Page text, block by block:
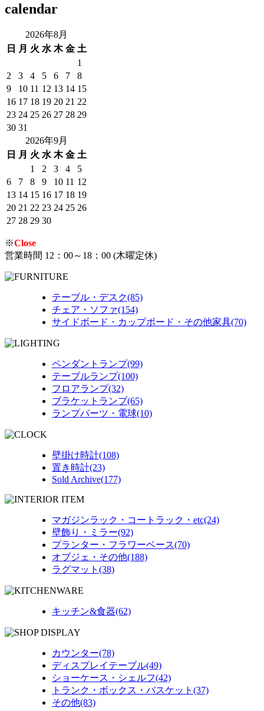
calendar
2026年8月
日
月 火 水 木 金 土
1
2
3 4 5 6 7
8
9
10 11 12 13 14 15
16 17 18 19 20 21 22
23 24 25 26 27 28 29
30 31
2026年9月
日
月 火 水 木 金 土
1
2 3 4
5
6
7 8 9 10 11 12
13 14 15 16 17 18 19
20 21 22 23 24 25 26
27 28 29 30
※Close
営業時間 12：00～18：00 (木曜定休)
テーブル・デスク(85)
チェア・ソファ(154)
サイドボード・カップボード・その他家具(70)
ペンダントランプ(99)
テーブルランプ(100)
フロアランプ(32)
ブラケットランプ(65)
ランプパーツ・電球(10)
壁掛け時計(108)
置き時計(23)
Sold Archive(177)
マガジンラック・コートラック・etc(24)
壁飾り・ミラー(92)
プランター・フラワーベース(70)
オブジェ・その他(188)
ラグマット(38)
キッチン&食器(62)
カウンター(78)
ディスプレイテーブル(49)
ショーケース・シェルフ(42)
トランク・ボックス・バスケット(37)
その他(83)